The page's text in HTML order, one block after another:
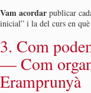
Vam acordar publicar
inicial” i la del curs en què
3. Com
— Com
Eramprunyà